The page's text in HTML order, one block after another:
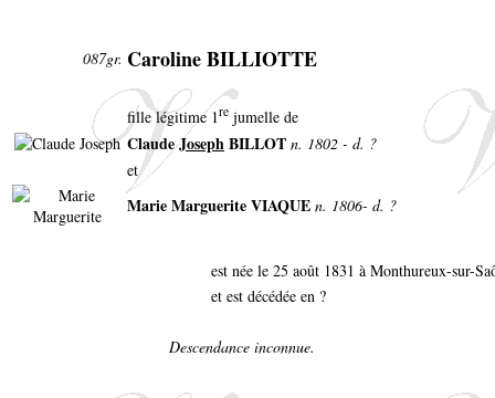
087gr. Caroline BILLIOTTE
fille légitime 1re jumelle de
ClaudeJosephBILLOT n. 1802 - d. ?
et
Marie Marguerite VIAQUE n. 1806- d. ?
est née le 25 août 1831 à Monthureux-sur-
et est décédée en ?
Descendance inconnue.